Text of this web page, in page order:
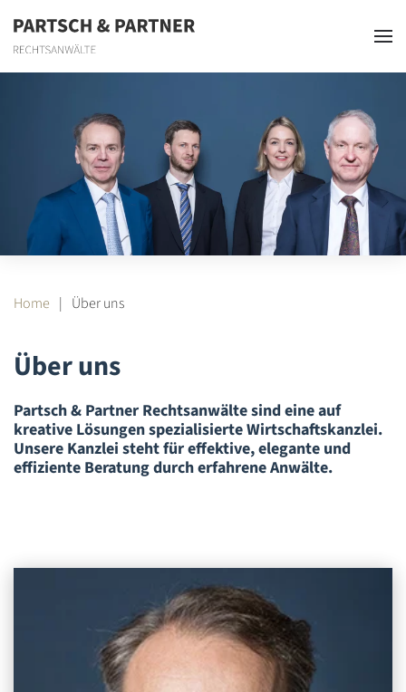
Skip to main content
Home Über uns
Über uns
Partsch & Partner Rechtsanwälte sind eine auf
kreative Lösungen spezialisierte Wirtschaftskanzlei.
Unsere Kanzlei steht für effektive, elegante und
effiziente Beratung durch erfahrene Anwälte.